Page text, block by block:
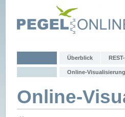
Überblick
Online-Visualisierung
Online-